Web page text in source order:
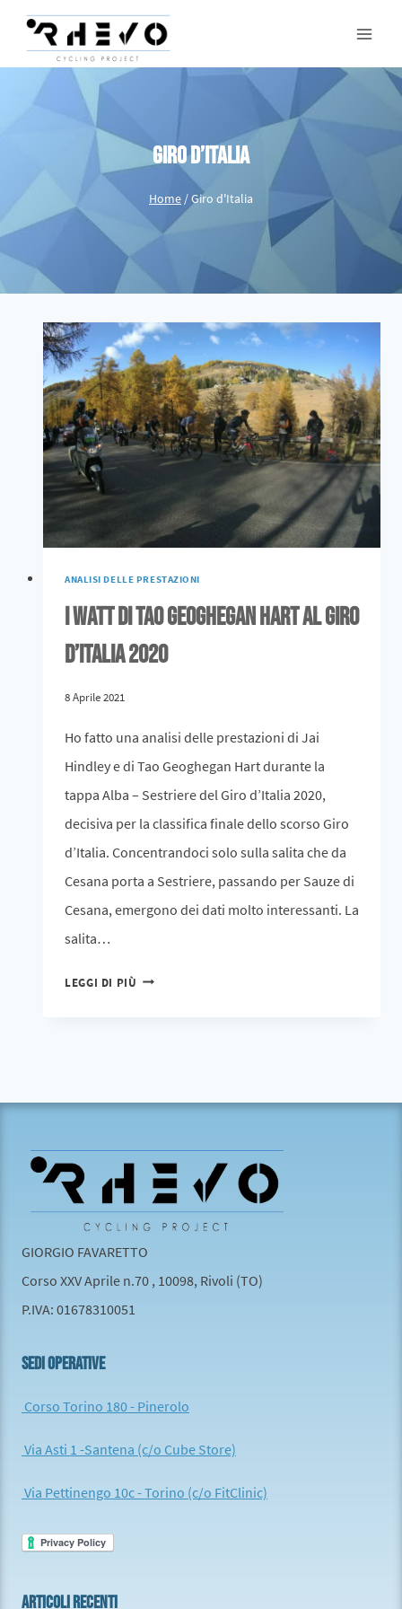
Giro d’Italia
Home /Giro d'Italia
ANALISI DELLE PRESTAZIONI
I Watt di Tao Geoghegan Hart al Giro
d’Italia 2020
8 Aprile 2021
Ho fatto una analisi delle prestazioni di Jai
Hindley e di Tao Geoghegan Hart durante la
tappa Alba – Sestriere del Giro d’Italia 2020,
decisiva per la classifica finale dello scorso Giro
d’Italia. Concentrandoci solo sulla salita che da
Cesana porta a Sestriere, passando per Sauze di
Cesana, emergono dei dati molto interessanti. La
salita…
LEGGI DI PIÙ
GIORGIO FAVARETTO
Corso XXV Aprile n.70 , 10098, Rivoli (TO)
P.IVA: 01678310051
SEDI OPERATIVE
Corso Torino 180 - Pinerolo
Via Asti 1 -Santena (c/o Cube Store)
Via Pettinengo 10c - Torino (c/o FitClinic)
ARTICOLI RECENTI